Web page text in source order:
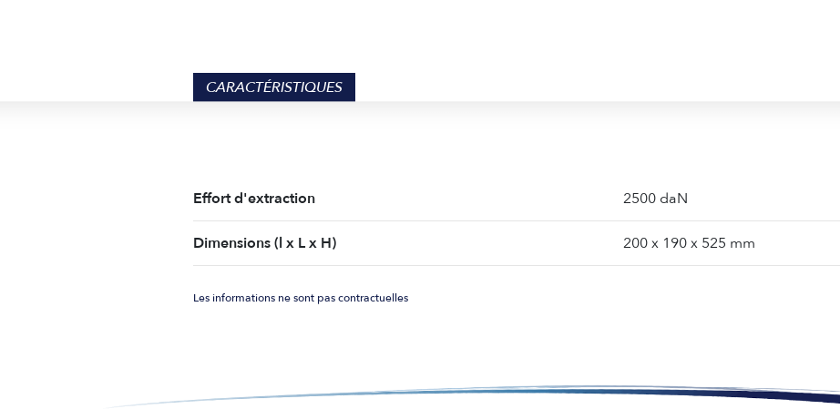
CARACTÉRISTIQUES
Effort d'extraction 2500 daN
Dimensions (l x L x H) 200 x 190 x 525 mm
Les informations ne sont pas contractuelles